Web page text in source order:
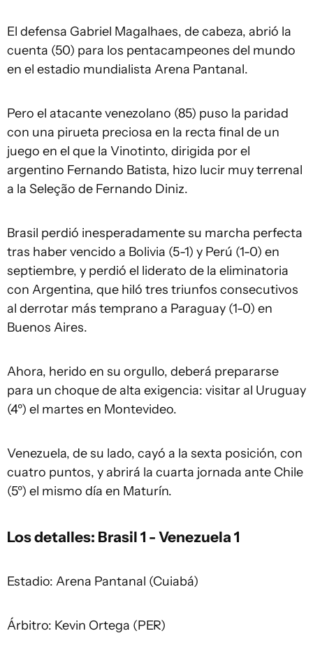
El defensa Gabriel Magalhaes, de cabeza, abrió la
cuenta (50) para los pentacampeones del mundo
en el estadio mundialista Arena Pantanal.
Pero el atacante venezolano (85) puso la paridad
con una pirueta preciosa en la recta final de un
juego en el que la Vinotinto, dirigida por el
argentino Fernando Batista, hizo lucir muy terrenal
a la Seleção de Fernando Diniz.
Brasil perdió inesperadamente su marcha perfecta
tras haber vencido a Bolivia (5-1) y Perú (1-0) en
septiembre, y perdió el liderato de la eliminatoria
con Argentina, que hiló tres triunfos consecutivos
al derrotar más temprano a Paraguay (1-0) en
Buenos Aires.
Ahora, herido en su orgullo, deberá prepararse
para un choque de alta exigencia: visitar al Uruguay
(4º) el martes en Montevideo.
Venezuela, de su lado, cayó a la sexta posición, con
cuatro puntos, y abrirá la cuarta jornada ante Chile
(5º) el mismo día en Maturín.
Los detalles: Brasil 1 - Venezuela 1
Estadio: Arena Pantanal (Cuiabá)
Árbitro: Kevin Ortega (PER)